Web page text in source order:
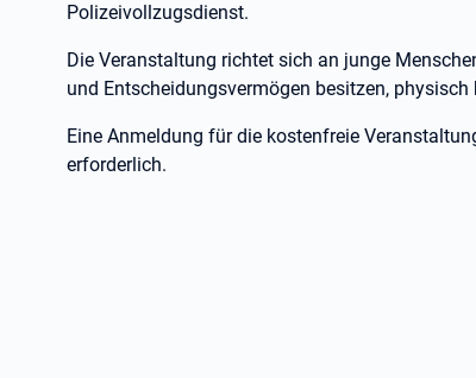
Polizeivollzugsdienst.
Die Veranstaltung richtet sich an junge
und Entscheidungsvermögen besitzen,
Eine Anmeldung für die kostenfreie
erforderlich.